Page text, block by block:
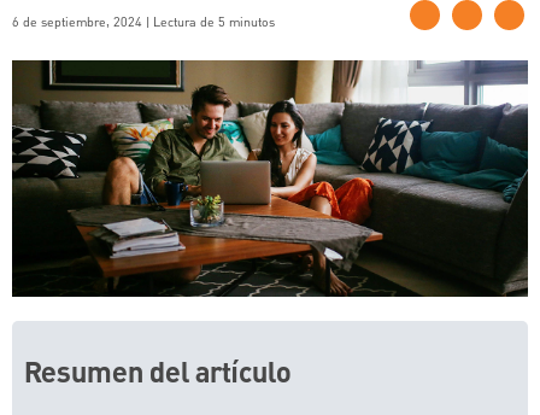
6 de septiembre, 2024 | Lectura de 5 minutos
Resumen del artículo